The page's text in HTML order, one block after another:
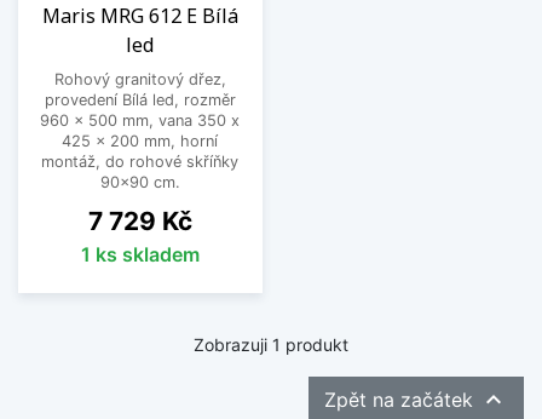
Maris MRG 612 E Bílá
led
Rohový granitový dřez,
provedení Bílá led, rozměr
960 x 500 mm, vana 350 x
425 x 200 mm, horní
montáž, do rohové skříňky
90x90 cm.
Cena
7 729 Kč
1 ks skladem
Zobrazuji 1 produkt
Zpět na začátek 